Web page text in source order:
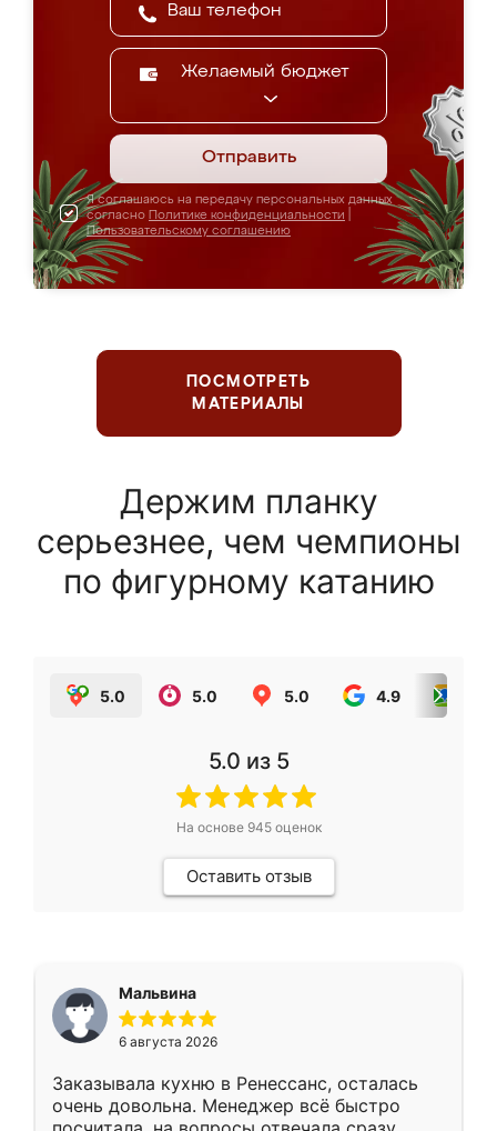
Желаемый бюджет
Отправить
Я соглашаюсь на передачу персональных данных
согласно Политике конфиденциальности
Пользовательскому соглашению
ПОСМОТРЕТЬ
МАТЕРИАЛЫ
Держим планку
серьезнее, чем чемпионы
по фигурному катанию
5.0 5.0 5.0 4.9
5.0 из 5
На основе 945оценок
Оставить отзыв
Мальвина
6 августа 2026
Заказывала кухню в Ренессанс, осталась
очень довольна. Менеджер всё быстро